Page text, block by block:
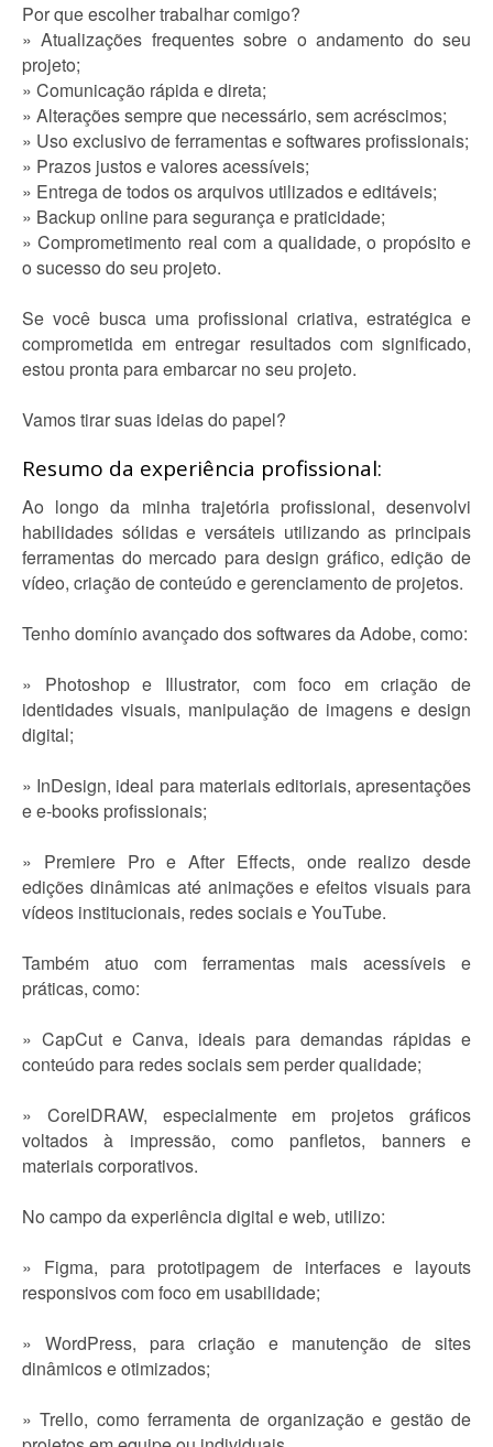
Por que escolher trabalhar comigo?
» Atualizações frequentes sobre o andamento do seu
projeto;
» Comunicação rápida e direta;
» Alterações sempre que necessário, sem acréscimos;
» Uso exclusivo de ferramentas e softwares profissionais;
» Prazos justos e valores acessíveis;
» Entrega de todos os arquivos utilizados e editáveis;
» Backup online para segurança e praticidade;
» Comprometimento real com a qualidade, o propósito e
o sucesso do seu projeto.
Se você busca uma profissional criativa, estratégica e
comprometida em entregar resultados com significado,
estou pronta para embarcar no seu projeto.
Vamos tirar suas ideias do papel?
Resumo da experiência profissional:
Ao longo da minha trajetória profissional, desenvolvi
habilidades sólidas e versáteis utilizando as principais
ferramentas do mercado para design gráfico, edição de
vídeo, criação de conteúdo e gerenciamento de projetos.
Tenho domínio avançado dos softwares da Adobe, como:
» Photoshop e Illustrator, com foco em criação de
identidades visuais, manipulação de imagens e design
digital;
» InDesign, ideal para materiais editoriais, apresentações
e e-books profissionais;
» Premiere Pro e After Effects, onde realizo desde
edições dinâmicas até animações e efeitos visuais para
vídeos institucionais, redes sociais e YouTube.
Também atuo com ferramentas mais acessíveis e
práticas, como:
» CapCut e Canva, ideais para demandas rápidas e
conteúdo para redes sociais sem perder qualidade;
» CorelDRAW, especialmente em projetos gráficos
voltados à impressão, como panfletos, banners e
materiais corporativos.
No campo da experiência digital e web, utilizo:
» Figma, para prototipagem de interfaces e layouts
responsivos com foco em usabilidade;
» WordPress, para criação e manutenção de sites
dinâmicos e otimizados;
» Trello, como ferramenta de organização e gestão de